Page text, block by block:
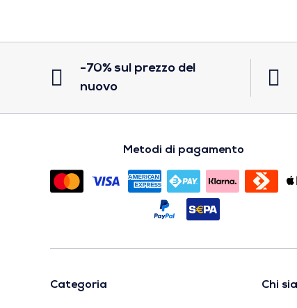
-70% sul prezzo del
nuovo
Metodi di pagamento
Categoria Chi